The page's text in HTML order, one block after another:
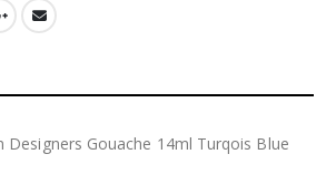
Designers Gouache 14ml Turqois Blue